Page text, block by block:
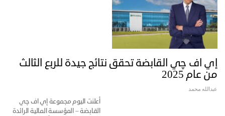
إي اف چي القابضة تحقق نتائج جيدة للربع الثالث
من عام 2025
عبدالله محمد
أعلنت اليوم مجموعة إي اف چي
القابضة – المؤسسة المالية الرائدة